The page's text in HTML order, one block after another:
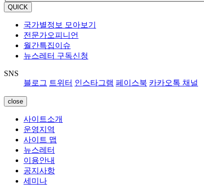
QUICK
국가별정보 모아보기
전문가오피니언
월간특집이슈
뉴스레터 구독신청
SNS
블로그 트위터 인스타그램 페이스북 카카오톡 채널
close
사이트소개
운영지역
사이트 맵
뉴스레터
이용안내
공지사항
세미나